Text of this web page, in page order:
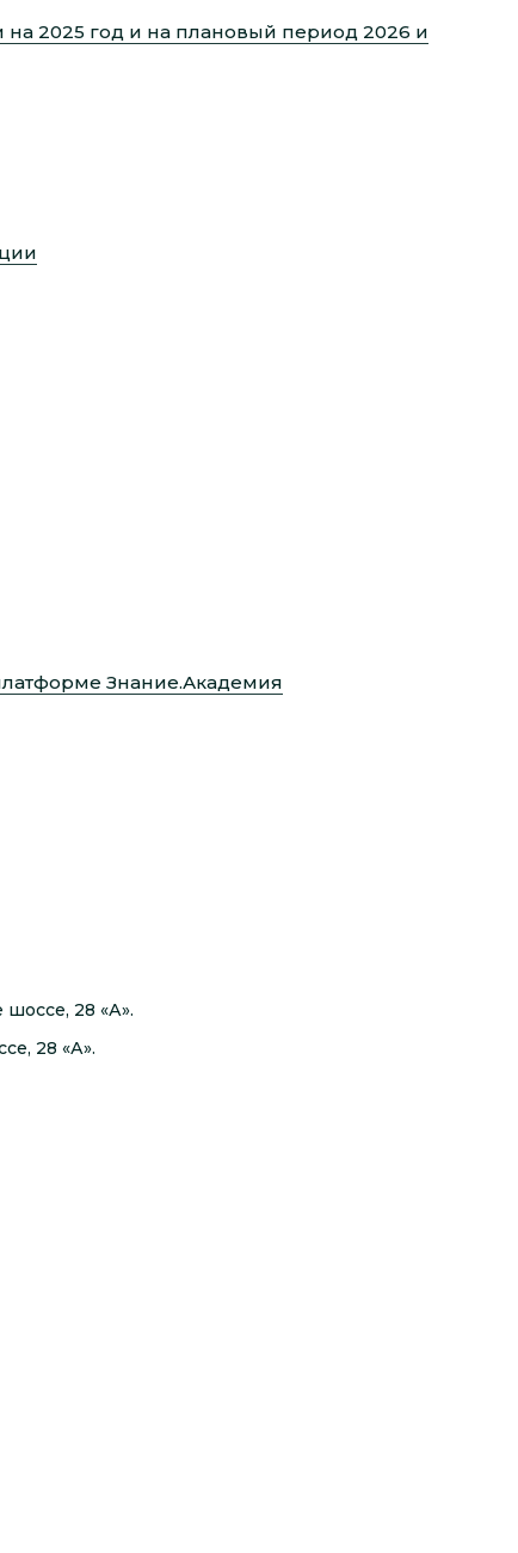
2025 год и на плановый период 2026 и
Знание.Академия
28 «А».
28 «А».